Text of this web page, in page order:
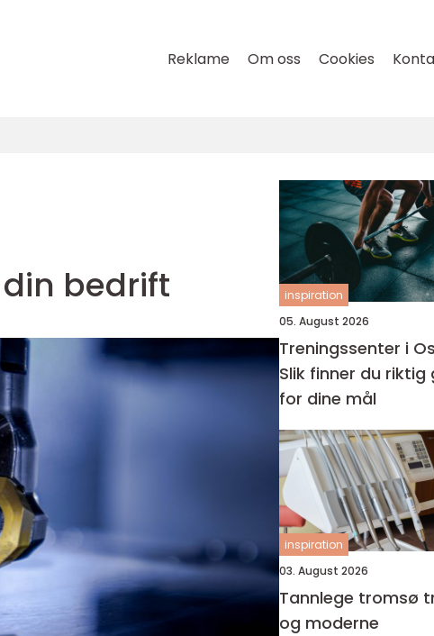
Reklame Om oss Cookies
bedrift
inspiration
05. August 2026
Treningssenter i
Slik finner du riktig
for dine mål
inspiration
03. August 2026
Tannlege tromsø trygg
og moderne